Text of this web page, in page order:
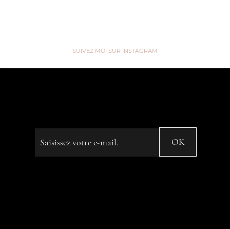
SUIVEZ MOI SUR INSTAGRAM
© 2023 by Name of Site. Created on
OK